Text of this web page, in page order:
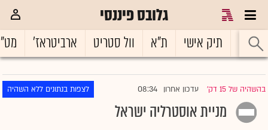
גלובס פיננסי
ראשי תיק אישי ת"א וול סטריט ארביטראז'
בהשהיה של 15 דק' |עדכון אחרון 08:34 לצפות בנתונים ללא השהיה
מניית אוסטרליה ישראל